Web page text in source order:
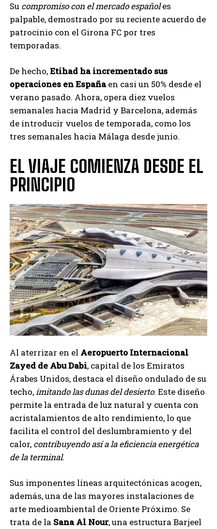
Su compromiso con el mercado españoles
palpable, demostrado por su reciente acuerdo de
patrocinio con el Girona FC por tres
temporadas.
De hecho,Etihad ha incrementado sus
operaciones en Españaen casi un 50% desde el
verano pasado. Ahora, opera diez vuelos
semanales hacia Madrid y Barcelona, además
de introducir vuelos de temporada, como los
tres semanales hacia Málaga desde junio.
EL VIAJE COMIENZA DESDE EL
PRINCIPIO
Al aterrizar en el Aeropuerto Internacional
Zayed de Abu Dabi, capital de los Emiratos
Árabes Unidos, destaca el diseño ondulado de su
techo,imitando las dunas del desierto. Este diseño
permite la entrada de luz natural y cuenta con
acristalamientos de alto rendimiento, lo que
facilita el control del deslumbramiento y del
calor, contribuyendo así a la eficiencia energética
de la terminal.
Sus imponentes líneas arquitectónicas acogen,
además, una de las mayores instalaciones de
arte medioambiental de Oriente Próximo. Se
trata de la Sana Al Nour, una estructura Barjeel